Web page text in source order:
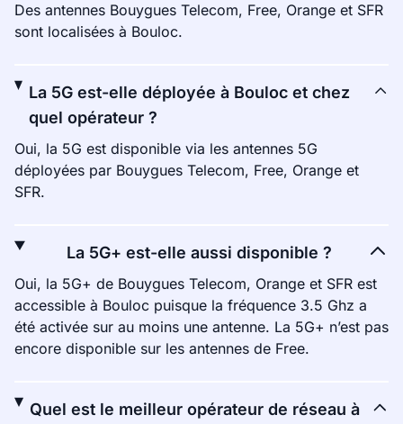
Des antennes Bouygues Telecom, Free, Orange et SFR
sont localisées à Bouloc.
La 5G est-elle déployée à Bouloc et chez
quel opérateur ?
Oui, la 5G est disponible via les antennes 5G
déployées par Bouygues Telecom, Free, Orange et
SFR.
La 5G+ est-elle aussi disponible ?
Oui, la 5G+ de Bouygues Telecom, Orange et SFR est
accessible à Bouloc puisque la fréquence 3.5 Ghz a
été activée sur au moins une antenne. La 5G+ n’est pas
encore disponible sur les antennes de Free.
Quel est le meilleur opérateur de réseau à